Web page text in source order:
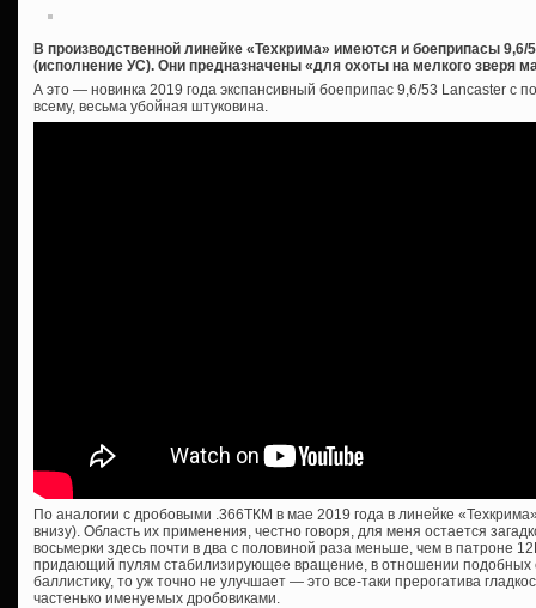
В производственной линейке «Техкрима» имеются и боеприпасы
(исполнение УС). Они предназначены «для охоты на мелкого зверя
А это — новинка 2019 года экспансивный боеприпас 9,6/53 Lancaster с
всему, весьма убойная штуковина.
По аналогии с дробовыми .366ТКМ в мае 2019 года в линейке
внизу). Область их применения, честно говоря, для меня остается
восьмерки здесь почти в два с половиной раза меньше, чем в патроне
придающий пулям стабилизирующее вращение, в отношении подобных
баллистику, то уж точно не улучшает — это все-таки прерогатива
частенько именуемых дробовиками.